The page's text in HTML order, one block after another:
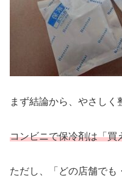
まず結論から、やさしく
コンビニで保冷剤は「買
ただし、「どの店舗でも